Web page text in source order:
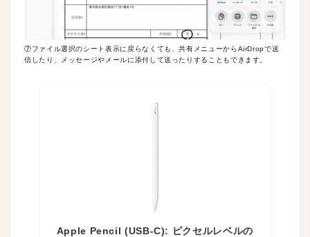
⑦ファイル選択のシート表示に戻らなくても、共有メニューからAirDropで送
信したり、メッセージやメールに添付して送ったりすることもできます。
Apple Pencil (USB-C): ピクセルレベルの